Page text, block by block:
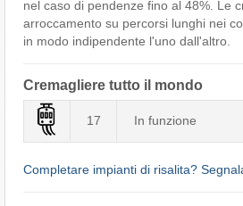
nel caso di pendenze fino al 48%. Le
arroccamento su percorsi lunghi nei
in modo indipendente l'uno dall'altro.
Cremagliere tutto il mondo
17 In funzione
Completare impianti di risalita?